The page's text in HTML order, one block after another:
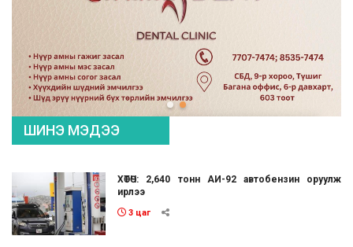
ШИНЭ МЭДЭЭ
ХӨТӨЧ: 2,640 тонн АИ-92 автобензин оруулж
ирлээ
3 цаг